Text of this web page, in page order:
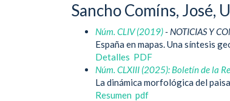
Sancho Comíns, José,
Núm. CLIV (2019)- NOTICIAS Y
España en mapas. Una síntesis
Detalles PDF
Núm. CLXIII (2025): Boletín de la
La dinámica morfológica del
Resumen pdf